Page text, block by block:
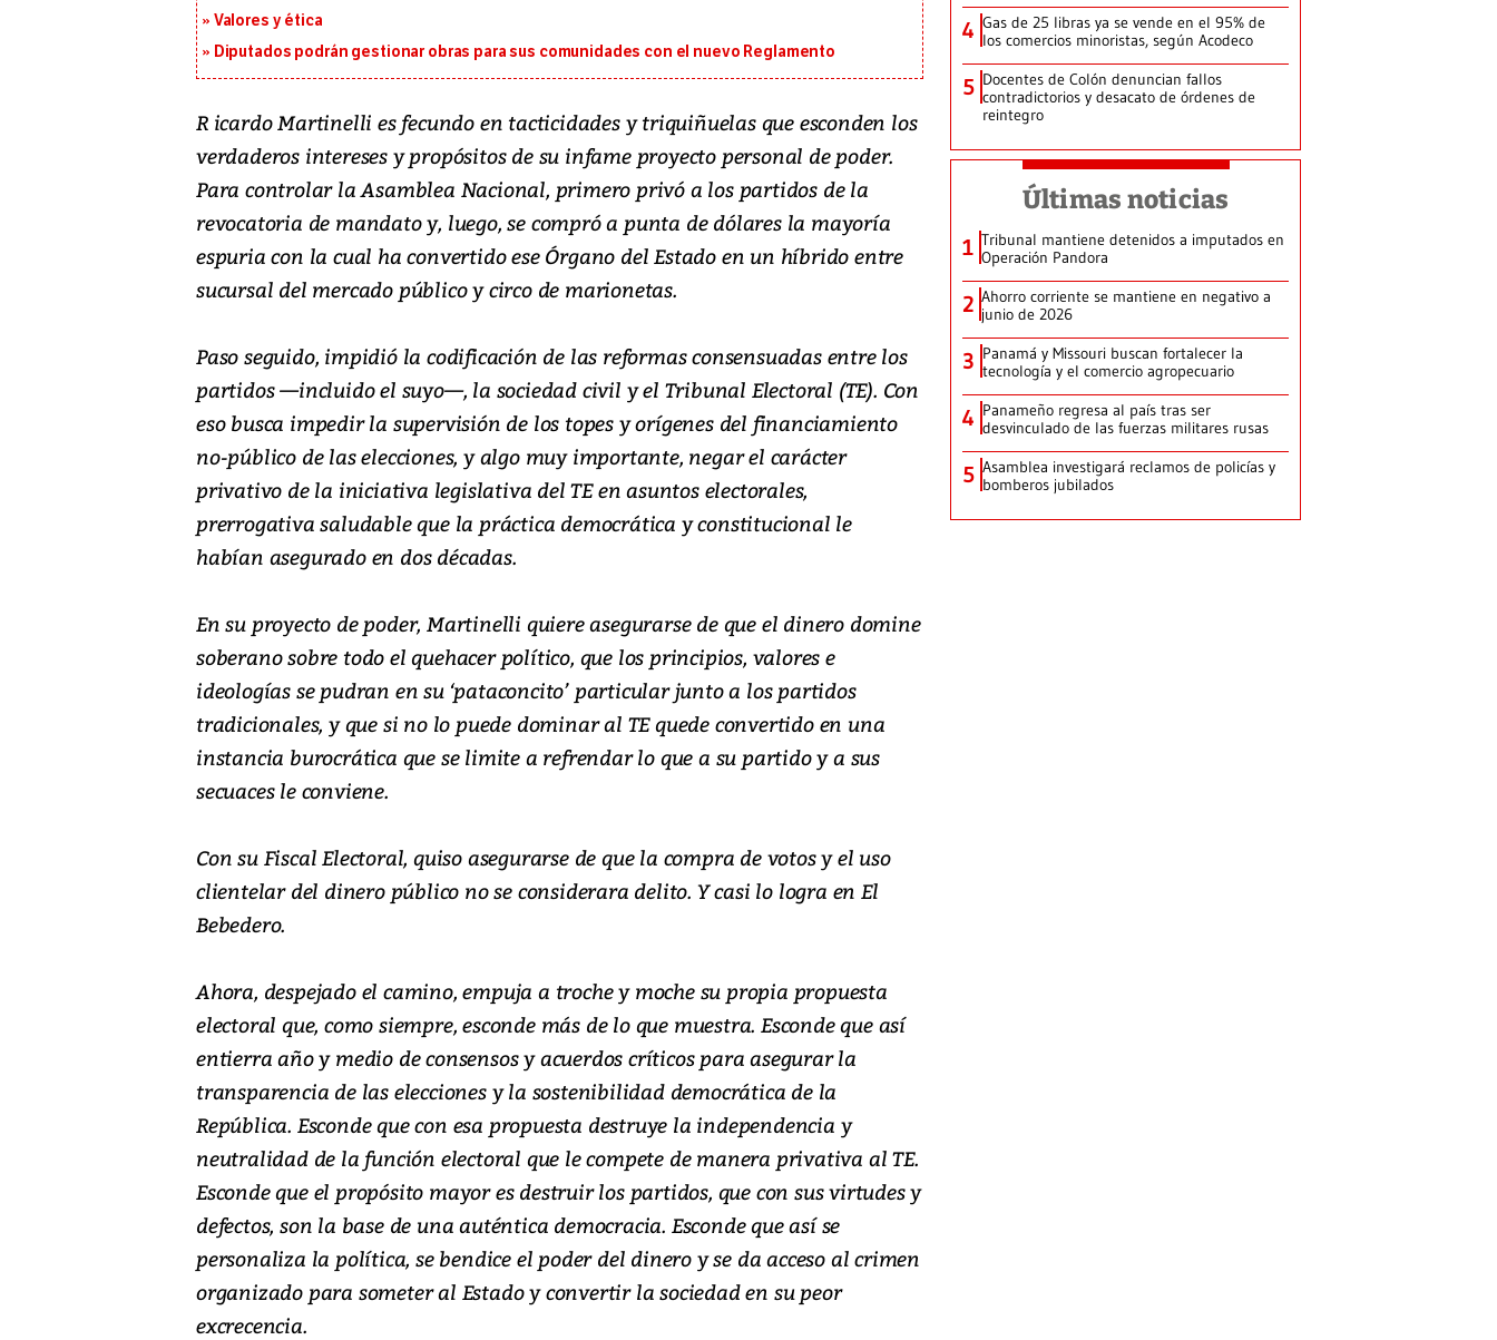
Valores y ética
Diputados podrán gestionar obras para sus comunidades con el nuevo Reglamento
R icardo Martinelli es fecundo en tacticidades y triquiñuelas que esconden los
verdaderos intereses y propósitos de su infame proyecto personal de poder.
Para controlar la Asamblea Nacional, primero privó a los partidos de la
revocatoria de mandato y, luego, se compró a punta de dólares la mayoría
espuria con la cual ha convertido ese Órgano del Estado en un híbrido entre
sucursal del mercado público y circo de marionetas.
Paso seguido, impidió la codificación de las reformas consensuadas entre los
partidos —incluido el suyo—, la sociedad civil y el Tribunal Electoral (TE). Con
eso busca impedir la supervisión de los topes y orígenes del financiamiento
no-público de las elecciones, y algo muy importante, negar el carácter
privativo de la iniciativa legislativa del TE en asuntos electorales,
prerrogativa saludable que la práctica democrática y constitucional le
habían asegurado en dos décadas.
En su proyecto de poder, Martinelli quiere asegurarse de que el dinero domine
soberano sobre todo el quehacer político, que los principios, valores e
ideologías se pudran en su ‘pataconcito’ particular junto a los partidos
tradicionales, y que si no lo puede dominar al TE quede convertido en una
instancia burocrática que se limite a refrendar lo que a su partido y a sus
secuaces le conviene.
Con su Fiscal Electoral, quiso asegurarse de que la compra de votos y el uso
clientelar del dinero público no se considerara delito. Y casi lo logra en El
Bebedero.
Ahora, despejado el camino, empuja a troche y moche su propia propuesta
electoral que, como siempre, esconde más de lo que muestra. Esconde que así
entierra año y medio de consensos y acuerdos críticos para asegurar la
transparencia de las elecciones y la sostenibilidad democrática de la
República. Esconde que con esa propuesta destruye la independencia y
neutralidad de la función electoral que le compete de manera privativa al TE.
Esconde que el propósito mayor es destruir los partidos, que con sus virtudes y
defectos, son la base de una auténtica democracia. Esconde que así se
personaliza la política, se bendice el poder del dinero y se da acceso al crimen
organizado para someter al Estado y convertir la sociedad en su peor
excrecencia.
4 Gas de 25 libras ya se vende en el 95% de
los comercios minoristas, según Acodeco
5 Docentes de Colón denuncian fallos
contradictorios y desacato de órdenes de
reintegro
Últimas noticias
1 Tribunal mantiene detenidos a imputados en
Operación Pandora
2 Ahorro corriente se mantiene en negativo a
junio de 2026
3 Panamá y Missouri buscan fortalecer la
tecnología y el comercio agropecuario
4 Panameño regresa al país tras ser
desvinculado de las fuerzas militares rusas
5 Asamblea investigará reclamos de policías y
bomberos jubilados